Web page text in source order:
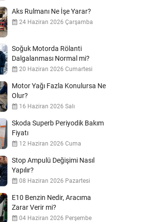
Aks Rulmanı Ne İşe Yarar?
24 Haziran 2026 Çarşamba
Soğuk Motorda Rölanti
Dalgalanması Normal mi?
20 Haziran 2026 Cumartesi
Motor Yağı Fazla Konulursa Ne
Olur?
16 Haziran 2026 Salı
Skoda Superb Periyodik Bakım
Fiyatı
12 Haziran 2026 Cuma
Stop Ampulü Değişimi Nasıl
Yapılır?
08 Haziran 2026 Pazartesi
E10 Benzin Nedir, Aracıma
Zarar Verir mi?
04 Haziran 2026 Perşembe